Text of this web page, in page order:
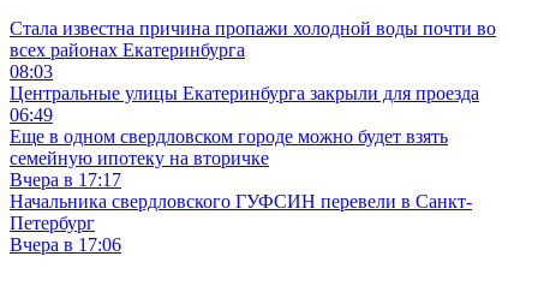
Стала известна причина пропажи холодной воды почти во
всех районах Екатеринбурга
08:03
Центральные улицы Екатеринбурга закрыли для проезда
06:49
Еще в одном свердловском городе можно будет взять
семейную ипотеку на вторичке
Вчера в 17:17
Начальника свердловского ГУФСИН перевели в Санкт-
Петербург
Вчера в 17:06